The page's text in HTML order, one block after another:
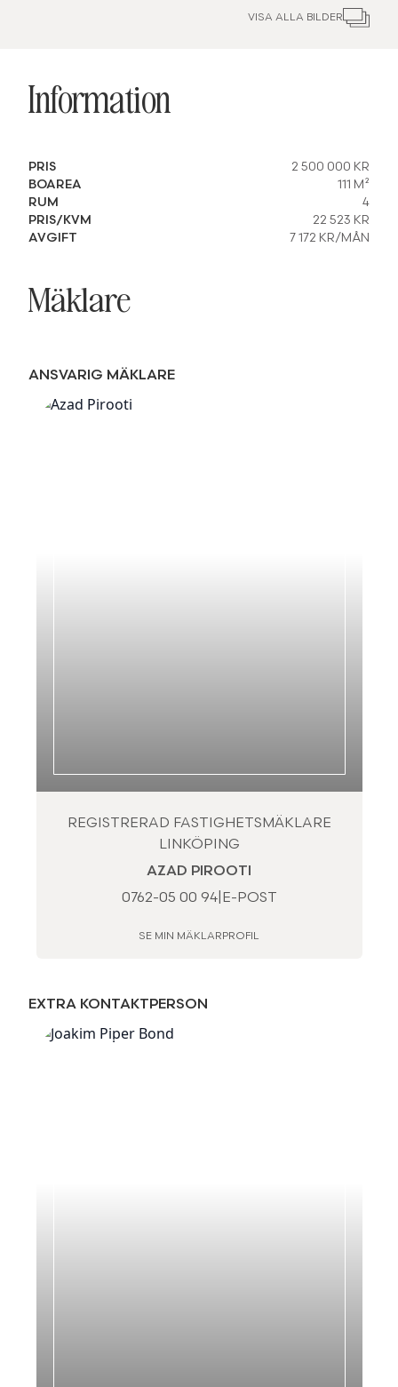
VISA ALLA BILDER
Information
PRIS
2 500 000 KR
BOAREA
111 M²
RUM
4
PRIS/KVM
22 523 KR
AVGIFT
7 172 KR/MÅN
Mäklare
ANSVARIG MÄKLARE
REGISTRERAD FASTIGHETSMÄKLARE
LINKÖPING
AZAD PIROOTI
0762-05 00 94| E-POST
SE MIN MÄKLARPROFIL
EXTRA KONTAKTPERSON